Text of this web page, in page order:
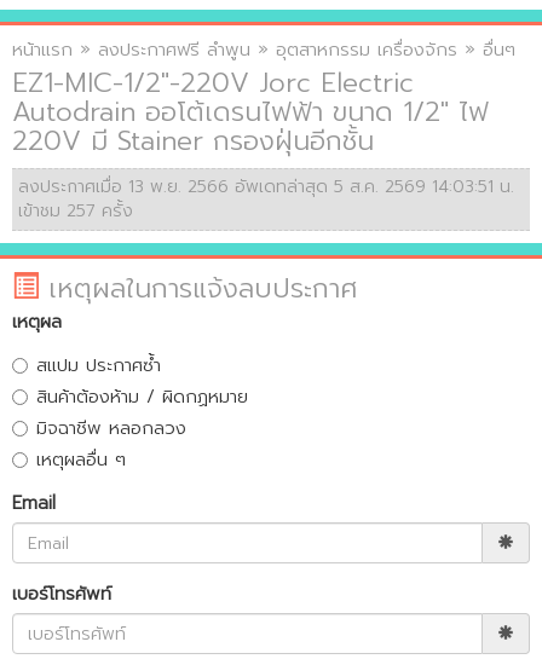
หน้าแรก » ลงประกาศฟรี ลำพูน » อุตสาหกรรม เครื่องจักร » อื่นๆ
EZ1-MIC-1/2"-220V Jorc Electric
Autodrain ออโต้เดรนไฟฟ้า ขนาด 1/2" ไฟ
220V มี Stainer กรองฝุ่นอีกชั้น
ลงประกาศเมื่อ 13 พ.ย. 2566 อัพเดทล่าสุด 5 ส.ค. 2569 14:03:51 น.
เข้าชม 257 ครั้ง
เหตุผลในการแจ้งลบประกาศ
เหตุผล
สแปม ประกาศซ้ำ
สินค้าต้องห้าม / ผิดกฏหมาย
มิจฉาชีพ หลอกลวง
เหตุผลอื่น ๆ
Email
เบอร์โทรศัพท์